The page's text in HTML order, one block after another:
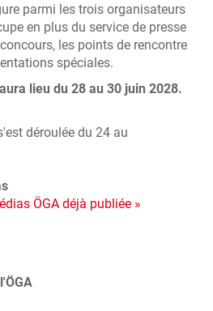
parmi les trois organisateurs
en plus du service de presse
les points de rencontre
spéciales.
lieu du 28 au 30 juin 2028.
déroulée du 24 au
ÖGA déjà publiée »